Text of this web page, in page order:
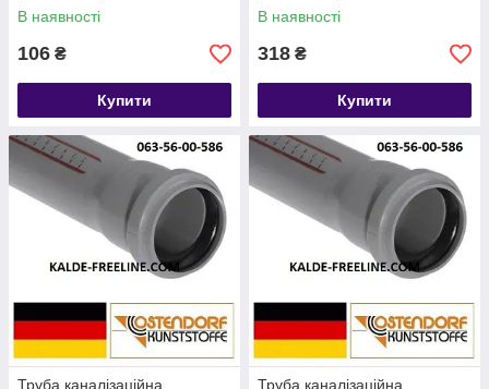
В наявності
106 ₴
Купити
В наявності
318 ₴
Купити
Труба каналізаційна Труба каналізаційна